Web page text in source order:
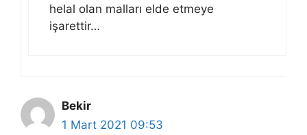
helal olan malları elde etmeye
işarettir…
Bekir
1 Mart 2021 09:53